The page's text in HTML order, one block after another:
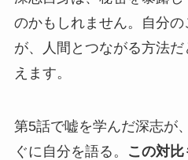
のかもしれません。自分
が、人間とつながる方法
えます。
第5話で嘘を学んだ深志が
ぐに自分を語る。
この対比